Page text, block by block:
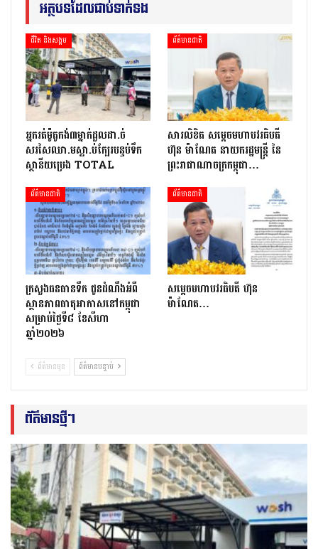
អត្ថបទដែលជាប់ទាក់ទង
ជីវិត និងសង្គម
អ្នក​រត់​ម៉ូតូកង់៣​​ម្នាក់​ដួល​ដា.ច់​
សរសៃឈា.ម​ស្លា.ប់​ក្បែរ​បន្ទប់ទឹក​
ស្ថានីយ​ប្រេង ​TOTAL
ព័ត៌មានជាតិ
សារលិខិត សម្តេចមហាបវរធិបតី
ហ៊ុន ម៉ាណែត នាយករដ្ឋមន្ត្រី នៃ
ព្រះរាជាណាចក្រកម្ពុជា…
ព័ត៌មានជាតិ
ក្រសួងធនធានទឹក ជូនដំណឹងអំពី
ស្ថានភាពធាតុអាកាសនៅកម្ពុជា
សម្រាប់ថ្ងៃទី៨ ខែសីហា
ឆ្នាំ២០២៦
ព័ត៌មានជាតិ
សម្តេចមហាបវរធិបតី ហ៊ុន
ម៉ាណែត…
ព័ត៌មានមុន ព័ត៌មានបន្ទាប់
ព័ត៌មានថ្មីៗ